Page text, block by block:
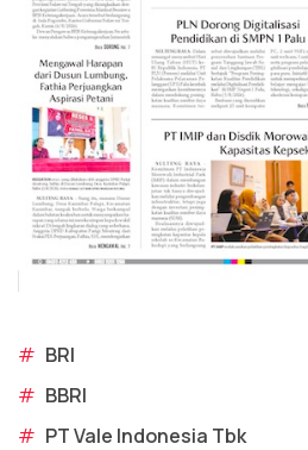
# BRI
# BBRI
# PT Vale Indonesia Tbk